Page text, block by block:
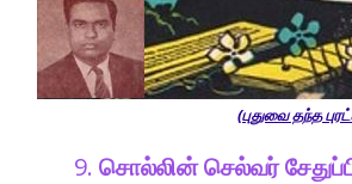
(புதுவை தந்த
9. சொல்லின் செல்வர்